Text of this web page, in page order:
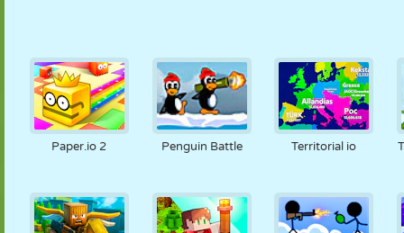
Paper.io 2 Penguin Battle Territorial io